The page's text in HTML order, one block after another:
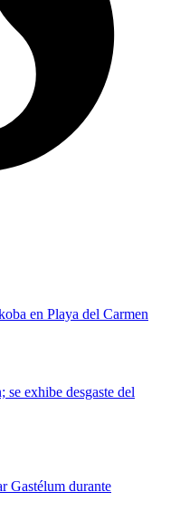
en Playa del Carmen
se exhibe desgaste del
Gastélum durante